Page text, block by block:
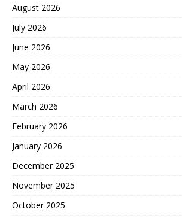
August 2026
July 2026
June 2026
May 2026
April 2026
March 2026
February 2026
January 2026
December 2025
November 2025
October 2025